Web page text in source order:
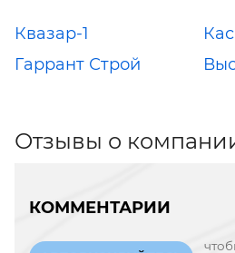
Квазар-1
Гаррант Строй
Отзывы о
КОММЕНТАРИИ